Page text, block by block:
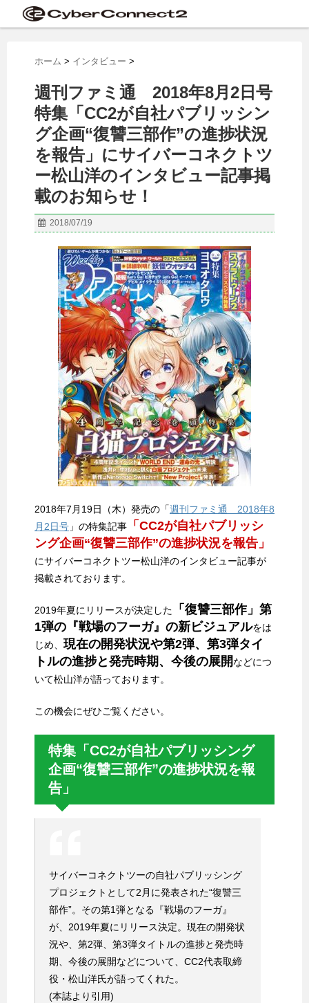
ホーム > インタビュー >
週刊ファミ通 2018年8月2日号
特集「CC2が自社パブリッシン
グ企画“復讐三部作”の進捗状況
を報告」にサイバーコネクトツ
ー松山洋のインタビュー記事掲
載のお知らせ！
2018/07/19
2018年7月19日（木）発売の「週刊ファミ通 2018年8
月2日号 」の特集記事
「CC2が自社パブリッシ
ング企画“復讐三部作”の進捗状況を報告」
にサイバーコネクトツー松山洋のインタビュー記事が
掲載されております。
2019年夏にリリースが決定した
「復讐三部作」第
1弾の『戦場のフーガ』の新ビジュアルをは
じめ、 現在の開発状況や第2弾、第3弾タイ
トルの進捗と発売時期、今後の展開などにつ
いて松山洋が語っております。
この機会にぜひご覧ください。
特集「CC2が自社パブリッシング
企画“復讐三部作”の進捗状況を報
告」
サイバーコネクトツーの自社パブリッシング
プロジェクトとして2月に発表された“復讐三
部作”。その第1弾となる『戦場のフーガ』
が、2019年夏にリリース決定。現在の開発状
況や、第2弾、第3弾タイトルの進捗と発売時
期、今後の展開などについて、CC2代表取締
役・松山洋氏が語ってくれた。
(本誌より引用)